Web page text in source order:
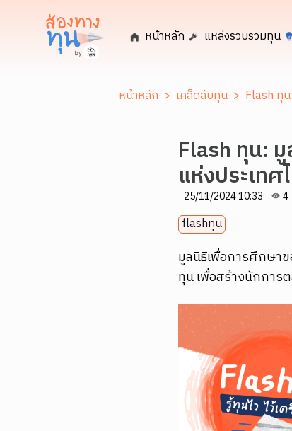
หน้าหลัก แหล่งรวบรวมทุน
หน้าหลัก > เคล็ดลับทุน > Flash ทุ
Flash ทุน:
แห่งประเทศ
25/11/2024 10:33 4
flashทุน
มูลนิธิเพื่อการศึกษา
ทุน เพื่อสร้างนักการ